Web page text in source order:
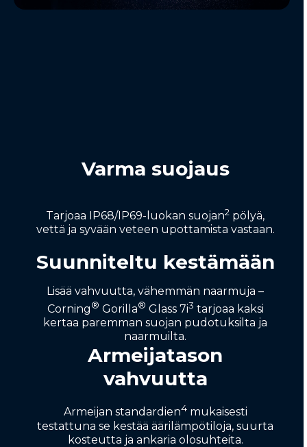
Varma suojaus
Tarjoaa IP68/IP69-luokan suojan2 pölyä,
vettä ja syvään veteen upottamista vastaan.
Suunniteltu kestämään
Lisää vahvuutta, vähemmän naarmuja –
Corning® Gorilla® Glass 7i3 tarjoaa kaksi
kertaa paremman suojan pudotuksilta ja
naarmuilta.
Armeijatason
vahvuutta
Armeijan standardien4mukaisesti
testattuna se kestää äärilämpötiloja, suurta
kosteutta ja ankaria olosuhteita.